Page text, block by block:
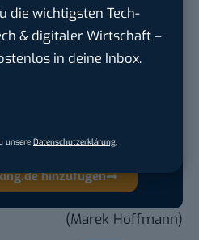
die wichtigsten Tech-
& digitaler Wirtschaft –
in deine Inbox.
unsere Datenschutzerklärung.
selbst bestimmen,
der Suche häufiger
Vielen Dank!
hinzufügen
(Marek Hoffmann)